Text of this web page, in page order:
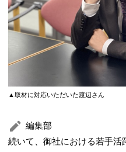
▲取材に対応いただいた渡辺さん
編集部
続いて、御社における若手